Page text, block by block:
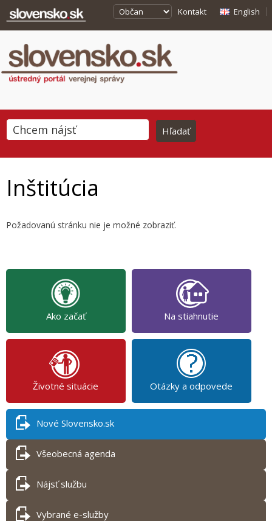
Kontakt English
Inštitúcia
Požadovanú stránku nie je možné zobraziť.
Ako začať Na stiahnutie
Životné situácie Otázky a odpovede
Nové Slovensko.sk
Všeobecná agenda
Nájsť službu
Vybrané e-služby